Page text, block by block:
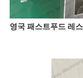
영국 패스트푸드 레